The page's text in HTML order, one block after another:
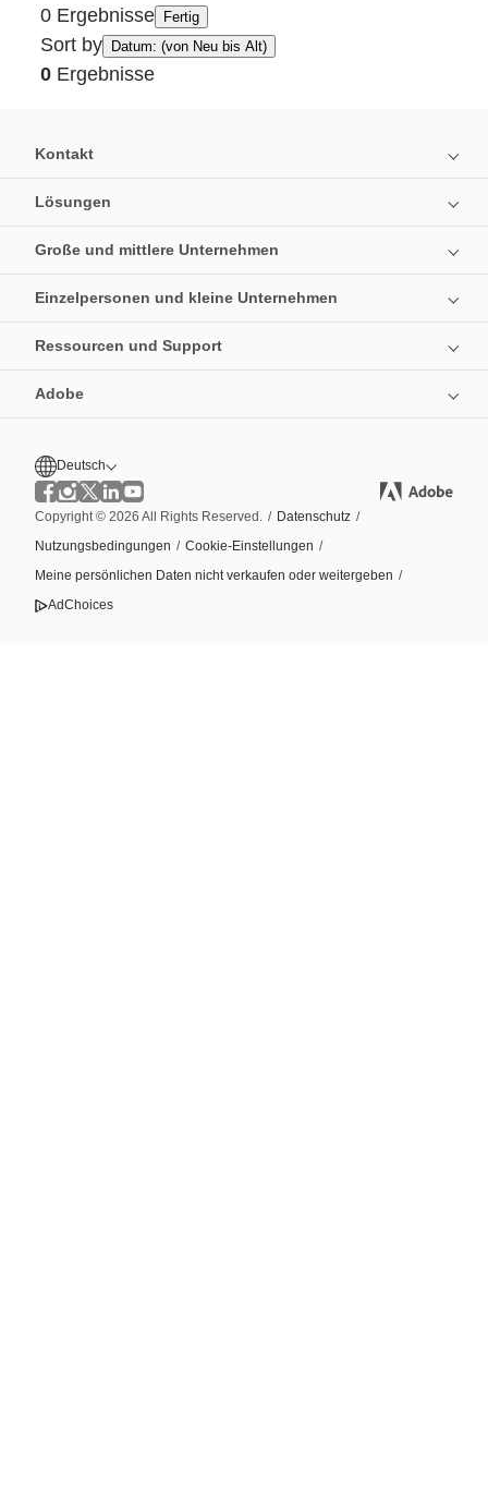
0 Ergebnisse Fertig
Sort by Datum: (von Neu bis Alt)
0 Ergebnisse
Kontakt
Lösungen
Große und mittlere Unternehmen
Einzelpersonen und kleine Unternehmen
Ressourcen und Support
Adobe
Deutsch
Copyright © 2026 All Rights Reserved. / Datenschutz /
Nutzungsbedingungen / Cookie-Einstellungen /
Meine persönlichen Daten nicht verkaufen oder weitergeben /
AdChoices